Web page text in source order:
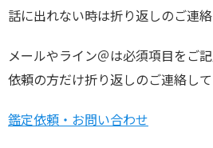
話に出れない時は折り返しのご連絡
メールやライン＠は必須項目をご
依頼の方だけ折り返しのご連絡して
鑑定依頼・お問い合わせ